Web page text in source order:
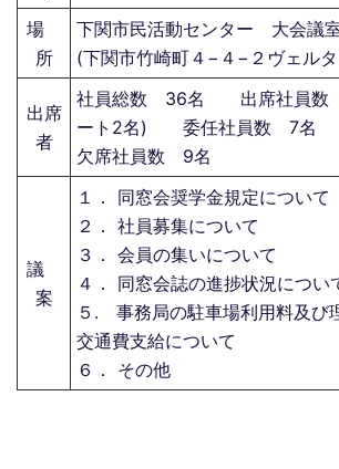
場
所
下関市民活動センター 大会議
(下関市竹崎町４−４−２ヴェル
出席
者
社員総数 36名 出席社員数
ート2名) 委任社員数 7名
欠席社員数 9名
議
案
１． 同窓会奨学金規定について
２． 社員募集について
３． 会員の集いについて
４． 同窓会誌の進捗状況につい
５. 事務局の駐車場利用料及び
交通費支給について
６． その他